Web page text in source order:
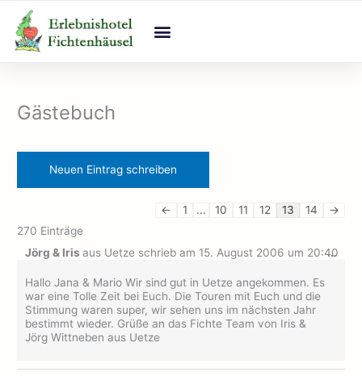
Inhalt
springen
Gästebuch
der
Gästebuchliste
←
1 ... 10 11 12 13 14
→
270 Einträge
Jörg & Irisaus Uetze schrieb am 15. August 2006 um 20:40
Hallo Jana & Mario Wir sind gut in Uetze angekommen. Es
war eine Tolle Zeit bei Euch. Die Touren mit Euch und die
Stimmung waren super, wir sehen uns im nächsten Jahr
bestimmt wieder. Grüße an das Fichte Team von Iris &
Jörg Wittneben aus Uetze
...
der
Gästebuchliste